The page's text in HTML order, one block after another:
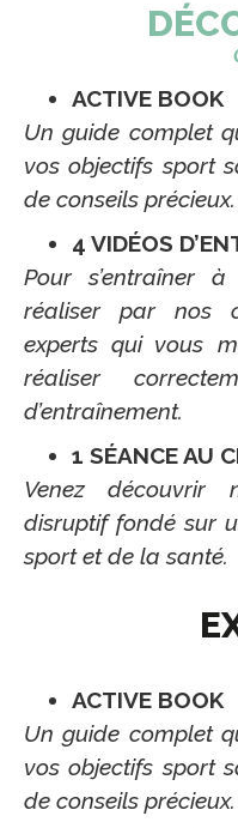
ACTIVE BOOK
Un guide complet
vos objectifs sport
de conseils précieux.
4 VIDÉOS
Pour s’entraîner
réaliser par nos
experts qui vous
réaliser
d’entraînement.
1 SÉANCE AU
Venez
disruptif fondé sur
sport et de la santé.
ACTIVE BOOK
Un guide complet
vos objectifs sport
de conseils précieux.